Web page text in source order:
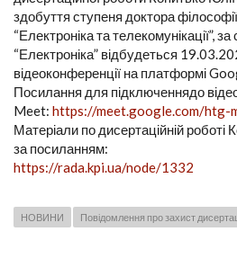
здобуття ступеня доктора
“Електроніка та телекомунікації”,
“Електроніка” відбудеться
відеоконференції на платформі
Посилання для підключеннядо
Meet: https://meet.google.com/htg-
Матеріали по дисертаційній
за посиланням:
https://rada.kpi.ua/node/1332
НОВИНИ Повідомлення про захист